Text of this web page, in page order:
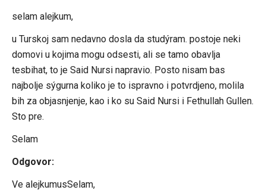
selam alejkum,
u Turskoj sam nedavno dosla da studýram. postoje neki
domovi u kojima mogu odsesti, ali se tamo obavlja
tesbihat, to je Said Nursi napravio. Posto nisam bas
najbolje sýgurna koliko je to ispravno i potvrdjeno, molila
bih za objasnjenje, kao i ko su Said Nursi i Fethullah Gullen.
Sto pre.
Selam
Odgovor:
Ve alejkumusSelam,